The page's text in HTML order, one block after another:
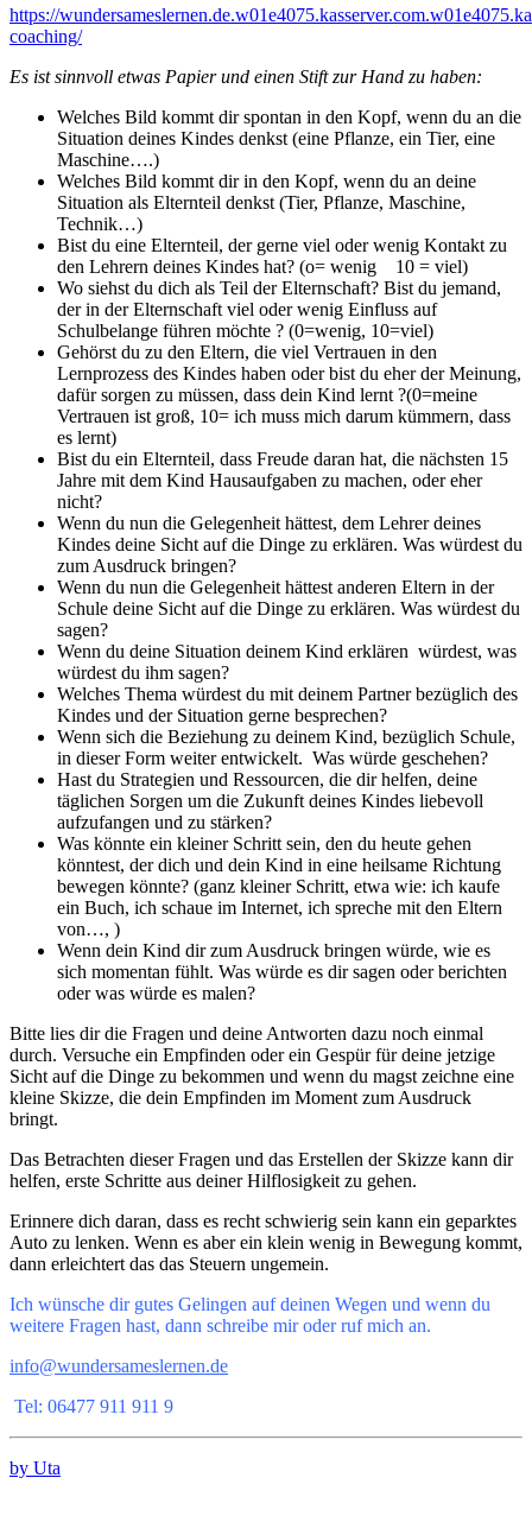
https://
coaching/
Es ist sinnvoll etwas Papier und einen Stift zur Hand zu haben:
Welches Bild kommt dir spontan in den Kopf, wenn du an die
Situation deines Kindes denkst (eine Pflanze, ein Tier, eine
Maschine….)
Welches Bild kommt dir in den Kopf, wenn du an deine
Situation als Elternteil denkst (Tier, Pflanze, Maschine,
Technik…)
Bist du eine Elternteil, der gerne viel oder wenig Kontakt zu
den Lehrern deines Kindes hat? (o= wenig 10 = viel)
Wo siehst du dich als Teil der Elternschaft? Bist du jemand,
der in der Elternschaft viel oder wenig Einfluss auf
Schulbelange führen möchte ? (0=wenig, 10=viel)
Gehörst du zu den Eltern, die viel Vertrauen in den
Lernprozess des Kindes haben oder bist du eher der Meinung,
dafür sorgen zu müssen, dass dein Kind lernt ?(0=meine
Vertrauen ist groß, 10= ich muss mich darum kümmern, dass
es lernt)
Bist du ein Elternteil, dass Freude daran hat, die nächsten 15
Jahre mit dem Kind Hausaufgaben zu machen, oder eher
nicht?
Wenn du nun die Gelegenheit hättest, dem Lehrer deines
Kindes deine Sicht auf die Dinge zu erklären. Was würdest du
zum Ausdruck bringen?
Wenn du nun die Gelegenheit hättest anderen Eltern in der
Schule deine Sicht auf die Dinge zu erklären. Was würdest du
sagen?
Wenn du deine Situation deinem Kind erklären würdest, was
würdest du ihm sagen?
Welches Thema würdest du mit deinem Partner bezüglich des
Kindes und der Situation gerne besprechen?
Wenn sich die Beziehung zu deinem Kind, bezüglich Schule,
in dieser Form weiter entwickelt. Was würde geschehen?
Hast du Strategien und Ressourcen, die dir helfen, deine
täglichen Sorgen um die Zukunft deines Kindes liebevoll
aufzufangen und zu stärken?
Was könnte ein kleiner Schritt sein, den du heute gehen
könntest, der dich und dein Kind in eine heilsame Richtung
bewegen könnte? (ganz kleiner Schritt, etwa wie: ich kaufe
ein Buch, ich schaue im Internet, ich spreche mit den Eltern
von…, )
Wenn dein Kind dir zum Ausdruck bringen würde, wie es
sich momentan fühlt. Was würde es dir sagen oder berichten
oder was würde es malen?
Bitte lies dir die Fragen und deine Antworten dazu noch einmal
durch. Versuche ein Empfinden oder ein Gespür für deine jetzige
Sicht auf die Dinge zu bekommen und wenn du magst zeichne eine
kleine Skizze, die dein Empfinden im Moment zum Ausdruck
bringt.
Das Betrachten dieser Fragen und das Erstellen der Skizze kann dir
helfen, erste Schritte aus deiner Hilflosigkeit zu gehen.
Erinnere dich daran, dass es recht schwierig sein kann ein geparktes
Auto zu lenken. Wenn es aber ein klein wenig in Bewegung kommt,
dann erleichtert das das Steuern ungemein.
Ich wünsche dir gutes Gelingen auf deinen Wegen und wenn du
weitere Fragen hast, dann schreibe mir oder ruf mich an.
info@wundersameslernen.de
Tel: 06477 911 911 9
by Uta